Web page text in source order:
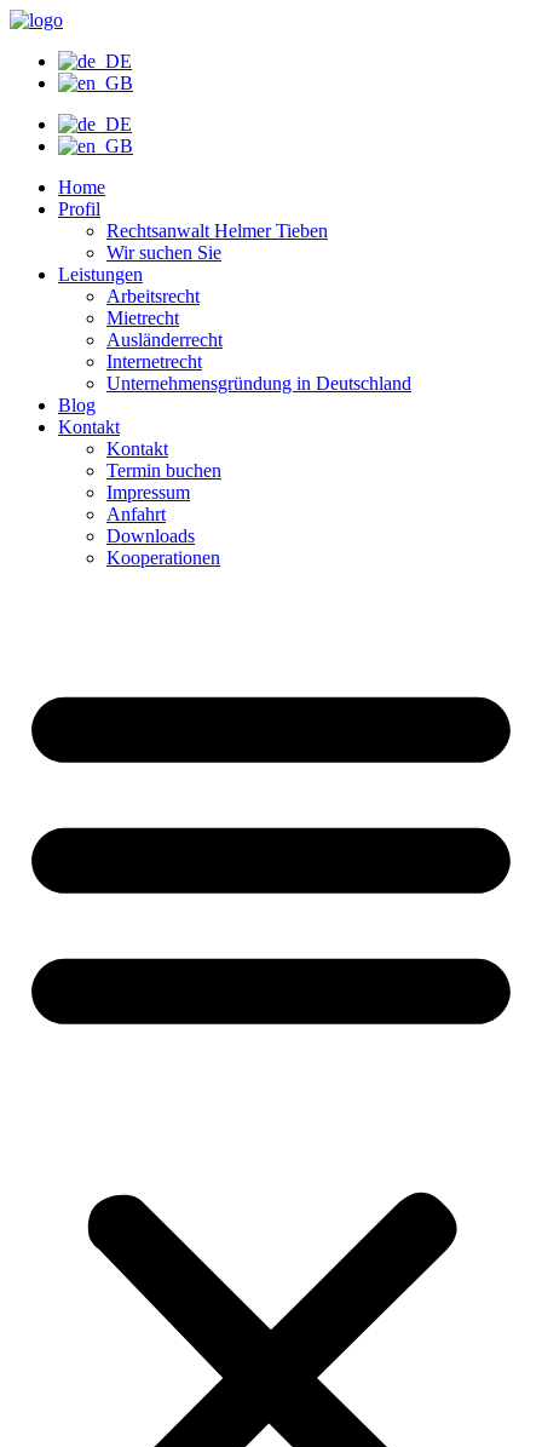
Zum
wechseln
Home
Profil
Rechtsanwalt Helmer Tieben
Wir suchen Sie
Leistungen
Arbeitsrecht
Mietrecht
Ausländerrecht
Internetrecht
Unternehmensgründung in Deutschland
Blog
Kontakt
Kontakt
Termin buchen
Impressum
Anfahrt
Downloads
Kooperationen